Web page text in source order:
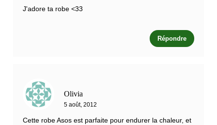
J'adore ta robe <33
Répondre
Olivia
5 août, 2012
Cette robe Asos est parfaite pour endurer la chaleur, et